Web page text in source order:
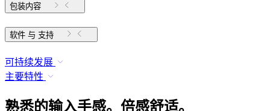
包装内容
软件 与 支持
可持续发展
主要特性
熟悉的输入手感。倍感舒适。